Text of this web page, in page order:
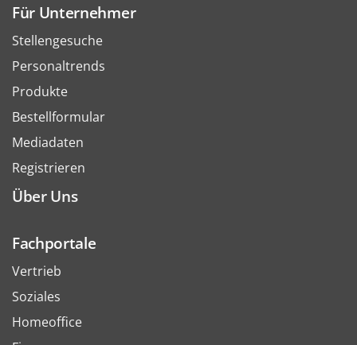
Für Unternehmer
Stellengesuche
Personaltrends
Produkte
Bestellformular
Mediadaten
Registrieren
Über Uns
Fachportale
Vertrieb
Soziales
Homeoffice